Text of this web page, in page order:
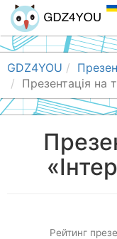
GDZ4YOU
Презентація на
Рейтинг